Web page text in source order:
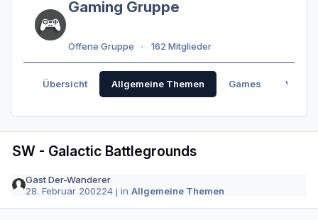
Gaming Gruppe
Offene Gruppe 162 Mitglieder
Übersicht Allgemeine Themen Games
SW - Galactic Battlegrounds
Gast Der-Wanderer
28. Februar 200224 j inAllgemeine Themen